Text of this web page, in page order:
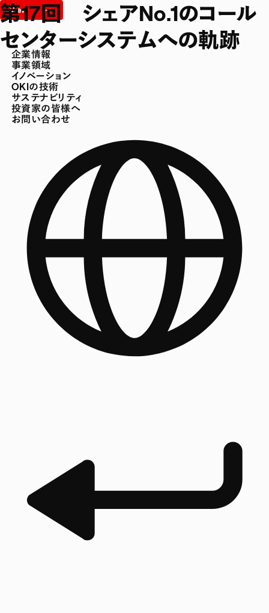
企業情報
事業領域
イノベーション
OKIの技術
サステナビリティ
投資家の皆様へ
お問い合わせ
第17回 シェアNo.1のコール
センターシステムへの軌跡